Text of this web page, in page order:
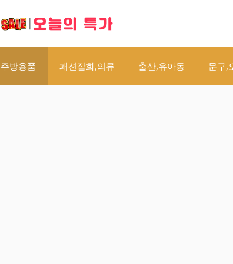
주방용품 패션잡화,의류 출산,유아동 문구,